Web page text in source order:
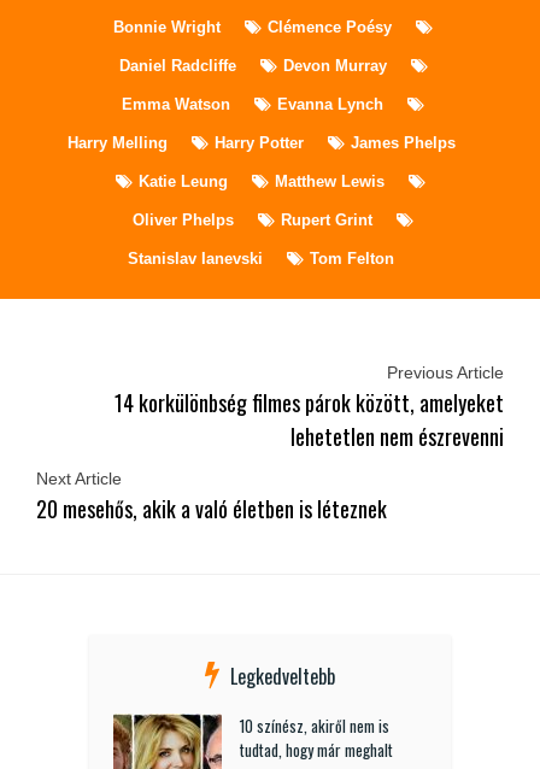
Bonnie Wright Clémence Poésy
Daniel Radcliffe Devon Murray
Emma Watson Evanna Lynch
Harry Melling Harry Potter James Phelps
Katie Leung Matthew Lewis
Oliver Phelps Rupert Grint
Stanislav Ianevski Tom Felton
Previous Article
14 korkülönbség filmes párok között, amelyeket
lehetetlen nem észrevenni
Next Article
20 mesehős, akik a való életben is léteznek
Legkedveltebb
10 színész, akiről nem is
tudtad, hogy már meghalt